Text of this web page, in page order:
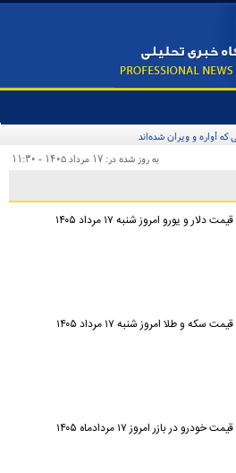
که آواره و ویران شده‌اند
به روز شده در: ۱۷ مرداد ۱۴۰۵ - ۱۱:۳۰
قیمت دلار و یورو امروز شنبه ۱۷ مرداد ۱۴۰۵
قیمت سکه و طلا امروز شنبه ۱۷ مرداد ۱۴۰۵
قیمت خودرو در بازر امروز ۱۷ مردادماه ۱۴۰۵